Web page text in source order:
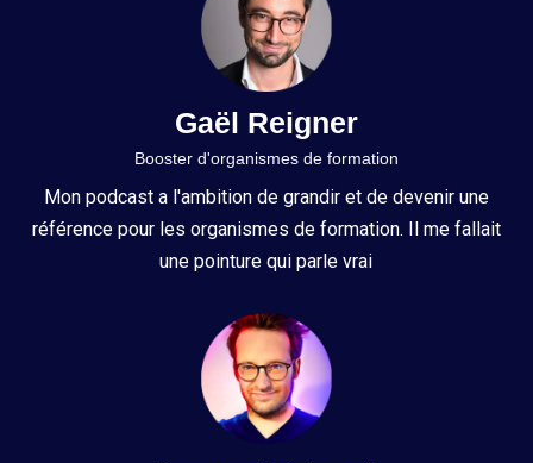
Gaël Reigner
Booster d'organismes de formation
Mon podcast a l'ambition de grandir et de devenir une
référence pour les organismes de formation. Il me fallait
une pointure qui parle vrai